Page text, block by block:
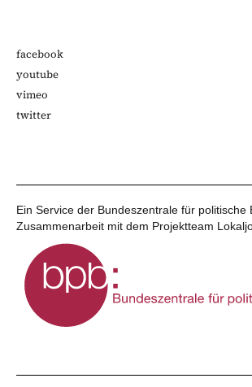
facebook
youtube
vimeo
twitter
Ein Service der Bundeszentrale für politische
Zusammenarbeit mit dem Projektteam